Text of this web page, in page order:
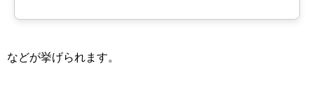
などが挙げられます。